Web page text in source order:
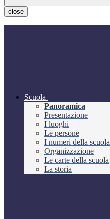
close
Scuola
Panoramica
Presentazione
I luoghi
Le persone
I numeri della scuola
Organizzazione
Le carte della scuola
La storia